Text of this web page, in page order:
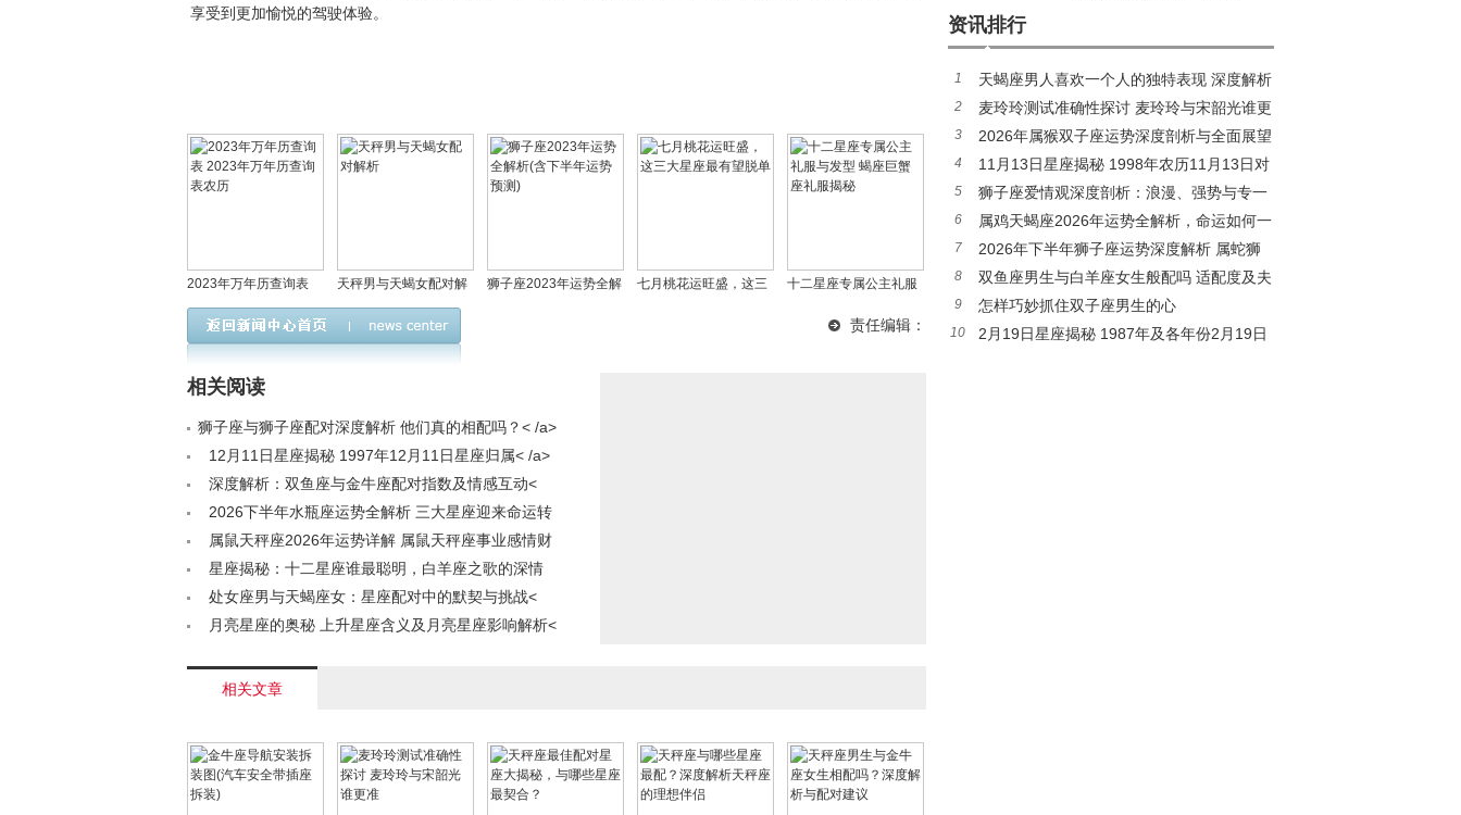
享受到更加愉悦的驾驶体验。
2023年万年历查询表
2023年万年历查询表农
历
天秤男与天蝎女配对解
析
狮子座2023年运势全解
七月桃花运旺盛，这三
十二星座专属公主礼服
责任编辑：
相关阅读
狮子座与狮子座配对深度解析 他们真的相配吗？< /a>
12月11日星座揭秘 1997年12月11日星座归属< /a>
深度解析：双鱼座与金牛座配对指数及情感互动<
/a> 2026下半年水瓶座运势全解析 三大星座迎来命运转
折点< /a>
属鼠天秤座2026年运势详解 属鼠天秤座事业感情财
运全剖析< /a>
星座揭秘：十二星座谁最聪明，白羊座之歌的深情
诉说< /a>
处女座男与天蝎座女：星座配对中的默契与挑战<
/a>
月亮星座的奥秘 上升星座含义及月亮星座影响解析<
相关文章
资讯排行
1
天蝎座男人喜欢一个人的独特表现 深度解析
准到爆
2
麦玲玲测试准确性探讨 麦玲玲与宋韶光谁更
准
3 2026年属猴双子座运势深度剖析与全面展望
4
11月13日星座揭秘 1998年农历11月13日对
应星座深度解析
5
狮子座爱情观深度剖析：浪漫、强势与专一
并存
6
属鸡天蝎座2026年运势全解析，命运如何一
探究竟
7
2026年下半年狮子座运势深度解析 属蛇狮
子座全年运势展望
8
双鱼座男生与白羊座女生般配吗 适配度及夫
妻相处之道
9 怎样巧妙抓住双子座男生的心
10
2月19日星座揭秘 1987年及各年份2月19日